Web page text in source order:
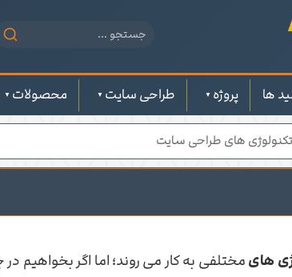
ها پروژه طراحی سایت محصولات
تکنولوژی های طراحی سایت
هایمختلفی به کار می روند؛ اما اگر بخواهیم